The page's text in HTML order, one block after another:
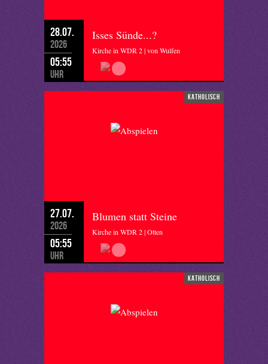
28.07.
2026
05:55
Uhr
Isses Sünde...?
Kirche in WDR 2 | von Wulfen
katholisch
27.07.
2026
05:55
Uhr
Blumen statt Steine
Kirche in WDR 2 | Otten
katholisch